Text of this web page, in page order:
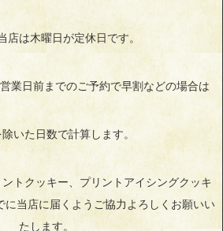
店は木曜日が定休日です。
業日前までのご予約で早割などの場合は
いた日数で計算します。
トクッキー、プリントアイシングクッキ
に当店に届くようご協力よろしくお願いい
たします。